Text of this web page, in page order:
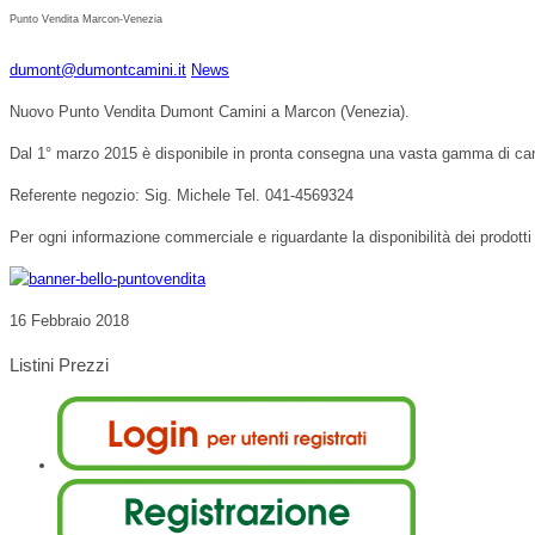
Punto Vendita Marcon-Venezia
dumont@dumontcamini.it News
Nuovo Punto Vendita Dumont Camini a Marcon (Venezia).
Dal 1° marzo 2015 è disponibile in pronta consegna una vasta gamma di
Referente negozio: Sig. Michele Tel. 041-4569324
Per ogni informazione commerciale e riguardante la disponibilità dei
16 Febbraio 2018
Listini Prezzi